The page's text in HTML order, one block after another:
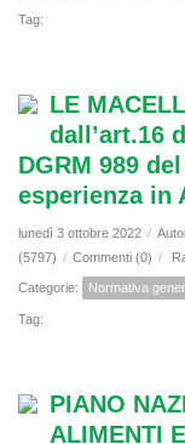
Tag:
LE
dall’art.16
DGRM 989
esperienza in
lunedì 3 ottobre 2022 /
(5797) / Commenti (0) /
Categorie: Normativa
Tag:
PIANO
ALIMENTI